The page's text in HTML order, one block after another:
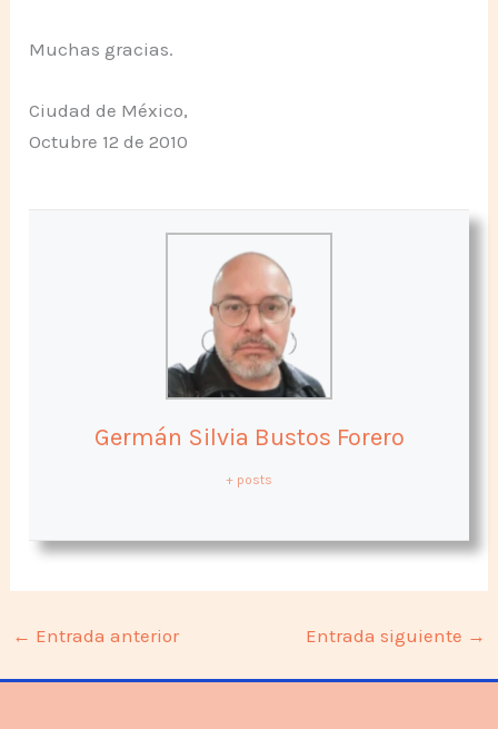
Muchas gracias.
Ciudad de México,
Octubre 12 de 2010
Germán Silvia Bustos Forero
+ posts
← Entrada anterior Entrada siguiente →